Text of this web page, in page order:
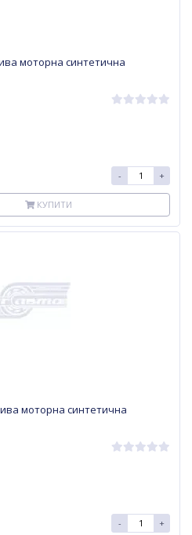
моторна синтетична
- +
КУПИТИ
моторна синтетична
- +